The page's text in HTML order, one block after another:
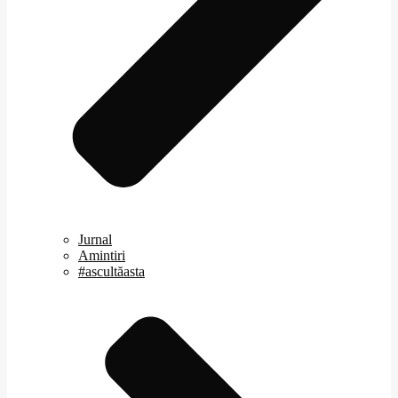
Jurnal
Amintiri
#ascultăasta